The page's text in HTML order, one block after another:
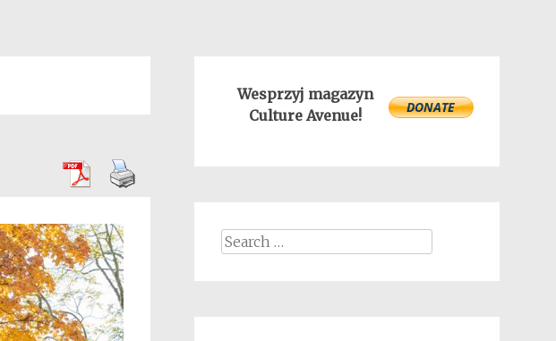
Wesprzyj magazyn
Culture Avenue!
Search